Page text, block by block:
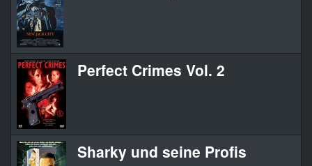
Perfect Crimes Vol. 2
Sharky und seine Profis